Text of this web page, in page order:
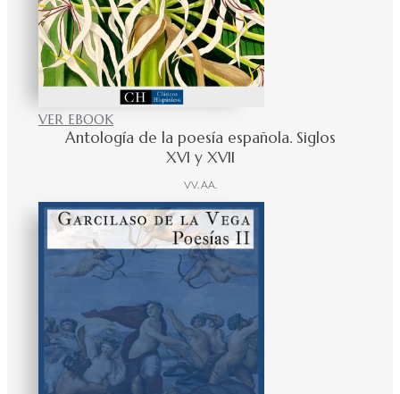
VER EBOOK
Antología de la poesía española. Siglos
XVI y XVII
VV. AA.